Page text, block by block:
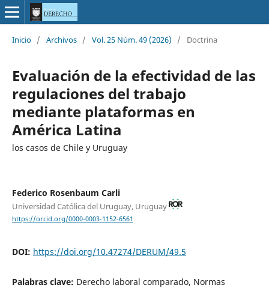
Inicio / Archivos / Vol. 25 Núm. 49 (2026) / Doctrina
Evaluación de la efectividad de las
regulaciones del trabajo
mediante plataformas en
América Latina
los casos de Chile y Uruguay
Federico Rosenbaum Carli
Universidad Católica del Uruguay, Uruguay
https://orcid.org/0000-0003-1152-6561
DOI: https://doi.org/10.47274/DERUM/49.5
Palabras clave: Derecho laboral comparado, Normas